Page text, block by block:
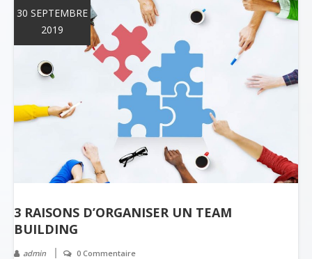
30 SEPTEMBRE
2019
3 RAISONS D’ORGANISER UN TEAM
BUILDING
admin 0 Commentaire